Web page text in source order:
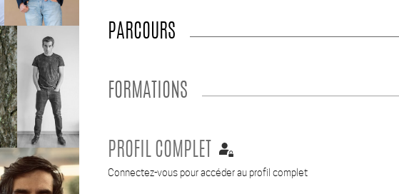
PARCOURS
FORMATIONS
PROFIL COMPLET
Connectez-vous pour accéder au profil complet